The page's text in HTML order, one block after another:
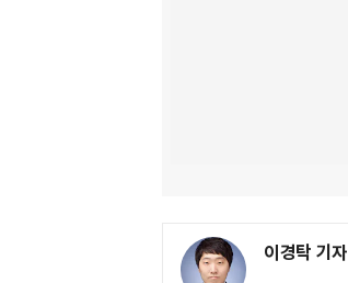
이경탁 기자